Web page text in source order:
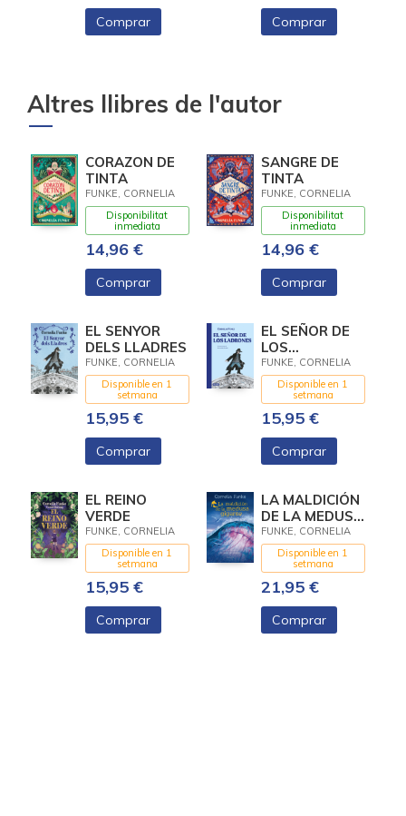
Comprar Comprar
Altres llibres de l'autor
CORAZON DE
TINTA
FUNKE, CORNELIA
Disponibilitat
inmediata
14,96 €
Comprar
SANGRE DE
TINTA
FUNKE, CORNELIA
Disponibilitat
inmediata
14,96 €
Comprar
EL SENYOR
DELS LLADRES
FUNKE, CORNELIA
Disponible en 1
setmana
15,95 €
Comprar
EL SEÑOR DE
LOS
LADRONES
FUNKE, CORNELIA
Disponible en 1
setmana
15,95 €
Comprar
EL REINO
VERDE
FUNKE, CORNELIA
Disponible en 1
setmana
15,95 €
Comprar
LA MALDICIÓN
DE LA MEDUSA
GIGANTE
FUNKE, CORNELIA
Disponible en 1
setmana
21,95 €
Comprar